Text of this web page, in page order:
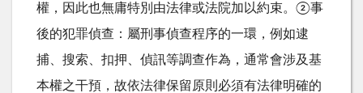
權，因此也無庸特別由法律或法院加以約束。②事
後的犯罪偵查：屬刑事偵查程序的一環，例如逮
捕、搜索、扣押、偵訊等調查作為，通常會涉及基
本權之干預，故依法律保留原則必須有法律明確的